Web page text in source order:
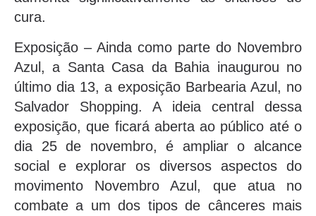
cura.
Exposição – Ainda como parte do Novembro
Azul, a Santa Casa da Bahia inaugurou no
último dia 13, a exposição Barbearia Azul, no
Salvador Shopping. A ideia central dessa
exposição, que ficará aberta ao público até o
dia 25 de novembro, é ampliar o alcance
social e explorar os diversos aspectos do
movimento Novembro Azul, que atua no
combate a um dos tipos de cânceres mais